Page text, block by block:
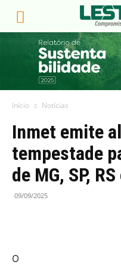
Início Notícias
Inmet emite
tempestade
de MG, SP,
09/09/2025
O